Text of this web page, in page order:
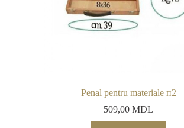
Penal pentru materiale п2
509,00MDL